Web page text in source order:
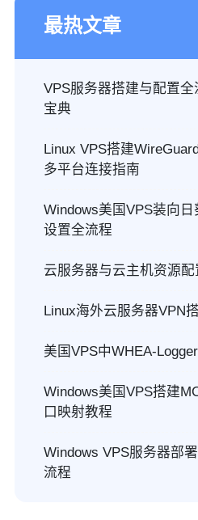
最热文章
VPS服务器搭建与配置
宝典
Linux VPS搭建
多平台连接指南
Windows美国VPS装向
设置全流程
云服务器与云主机资源配
Linux海外云服务器VPN
美国VPS中WHEA-
Windows美国VPS搭建
口映射教程
Windows VPS服务器部
流程